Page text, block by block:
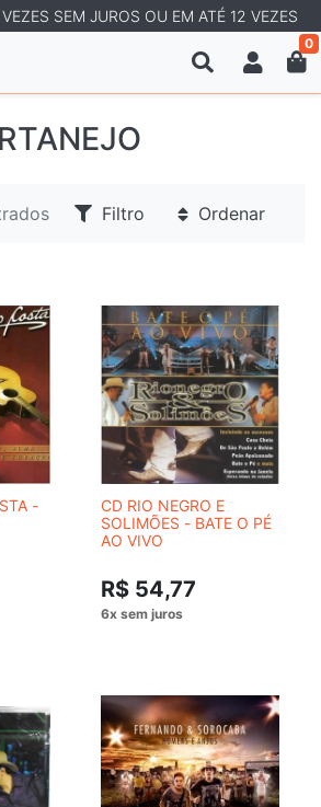
SEM JUROS OU EM ATÉ 12 VEZES
0
Filtro Ordenar
-
CD RIO NEGRO E
SOLIMÕES - BATE O PÉ
AO VIVO
R$ 54,77